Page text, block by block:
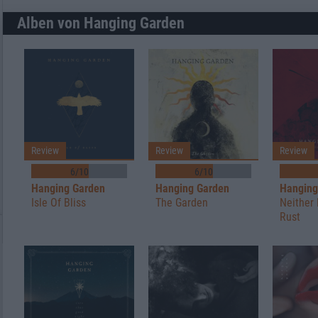
Alben von Hanging Garden
6/10
Review
Hanging Garden
Isle Of Bliss
6/10
Review
Hanging Garden
The Garden
Review
Neither
Rust